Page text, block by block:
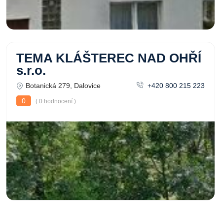
TEMA KLÁŠTEREC NAD OHŘÍ
s.r.o.
Botanická 279, Dalovice
+420 800 215 223
0
( 0 hodnocení )